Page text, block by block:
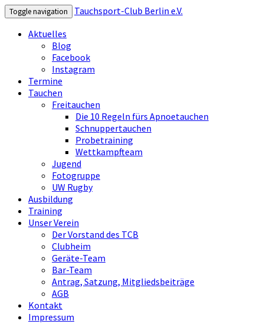
Toggle navigation
Tauchsport-Club Berlin e.V.
Aktuelles
Blog
Facebook
Instagram
Termine
Tauchen
Freitauchen
Die 10 Regeln fürs Apnoetauchen
Schnuppertauchen
Probetraining
Wettkampfteam
Jugend
Fotogruppe
UW Rugby
Ausbildung
Training
Unser Verein
Der Vorstand des TCB
Clubheim
Geräte-Team
Bar-Team
Antrag, Satzung, Mitgliedsbeiträge
AGB
Kontakt
Impressum